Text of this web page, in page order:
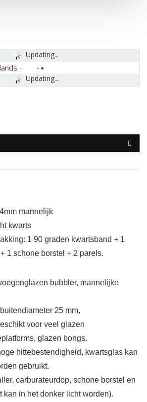
Updating...
Updating...
-
mannelijk
kwarts
1 90 graden kwartsband + 1
1 schone borstel + 2 parels.
bubbler, mannelijke
25 mm,
voor veel glazen
glazen bongs.
hittebestendigheid, kwartsglas kan
gebruikt.
carburateurdop, schone borstel en
kan in het donker licht worden).